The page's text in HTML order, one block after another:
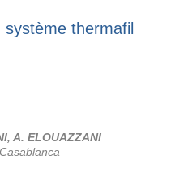
système thermafil
A. ELOUAZZANI